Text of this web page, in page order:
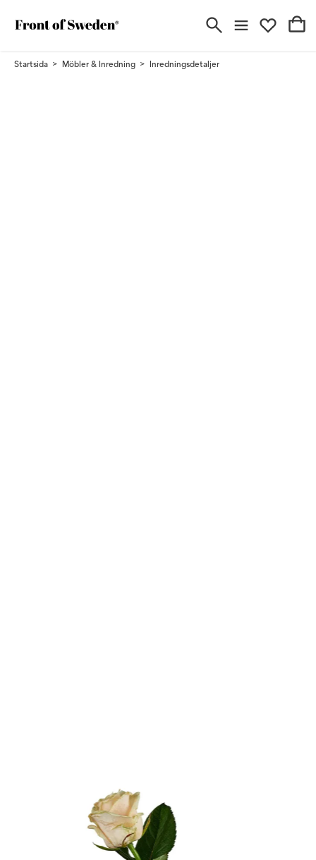
Startsida Möbler & Inredning Inredningsdetaljer